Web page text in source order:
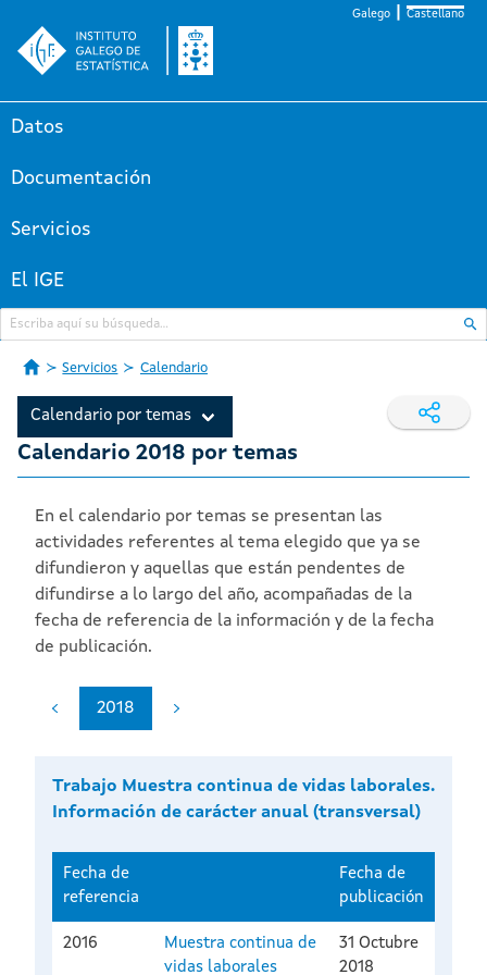
Galego Castellano
Datos
Documentación
Servicios
El IGE
Servicios Calendario
Calendario por temas
Calendario 2018 por temas
En el calendario por temas se presentan las
actividades referentes al tema elegido que ya se
difundieron y aquellas que están pendentes de
difundirse a lo largo del año, acompañadas de la
fecha de referencia de la información y de la fecha
de publicación.
2018
Trabajo Muestra continua de vidas laborales.
Información de carácter anual (transversal)
Fecha de
referencia
Fecha de
publicación
2016
Muestra continua de
vidas laborales
31 Octubre
2018